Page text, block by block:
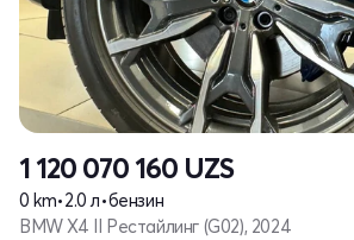
1 120 070 160 UZS
0 km•2.0 л•бензин
BMW X4 II Рестайлинг (G02), 2024